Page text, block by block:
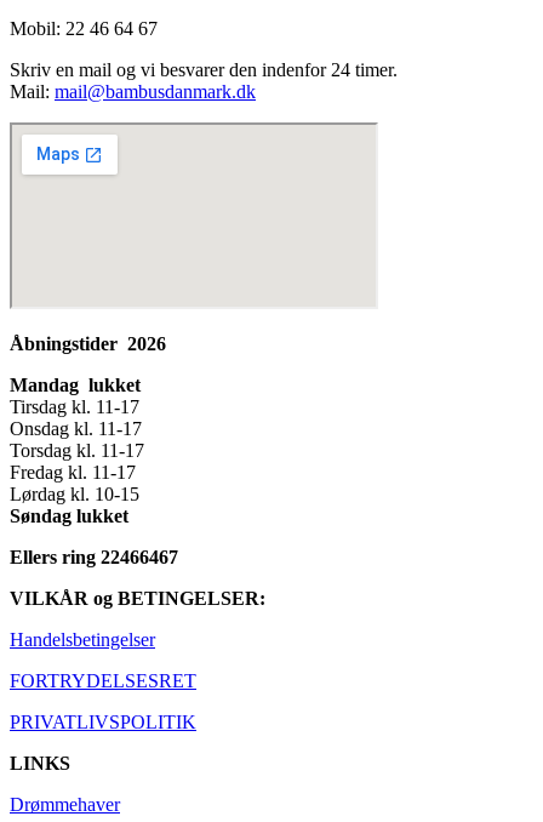
Mobil: 22 46 64 67
Skriv en mail og vi besvarer den indenfor 24 timer.
Mail: mail@bambusdanmark.dk
Åbningstider 2026
Mandag lukket
Tirsdag kl. 11-17
Onsdag kl. 11-17
Torsdag kl. 11-17
Fredag kl. 11-17
Lørdag kl. 10-15
Søndag lukket
Ellers ring 22466467
VILKÅR og BETINGELSER:
Handelsbetingelser
FORTRYDELSESRET
PRIVATLIVSPOLITIK
LINKS
Drømmehaver